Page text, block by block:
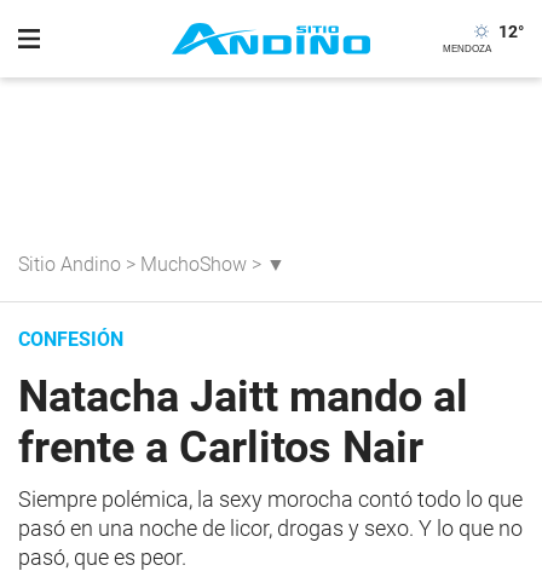
12°
Sitio Andino > MuchoShow > ▼
CONFESIÓN
Natacha Jaitt mando al
frente a Carlitos Nair
Siempre polémica, la sexy morocha contó todo lo que
pasó en una noche de licor, drogas y sexo. Y lo que no
pasó, que es peor.